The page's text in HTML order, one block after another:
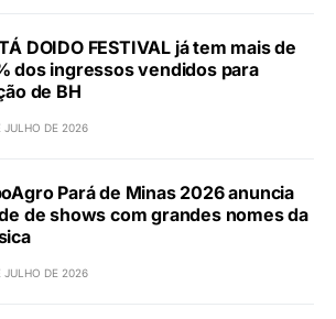
DOIDO FESTIVAL já tem mais de
dos ingressos vendidos para
de BH
JULHO DE 2026
Pará de Minas 2026 anuncia
de shows com grandes nomes da
JULHO DE 2026